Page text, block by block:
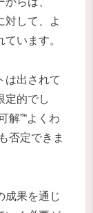
対して、よ
います。
は出されて
定的でし
解”“よくわ
否定できま
成果を通じ